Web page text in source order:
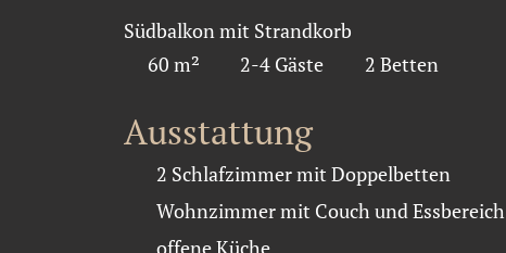
Südbalkon mit Strandkorb
60 m²
2-4 Gäste 2 Betten
Ausstattung
2 Schlafzimmer mit Doppelbetten
Wohnzimmer mit Couch und Essbereich